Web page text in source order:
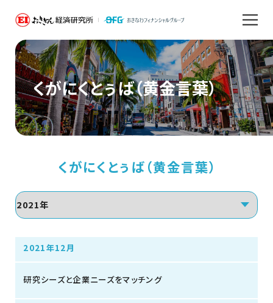
くがにくとぅば（黄金言葉）
くがにくとぅば（黄金言葉）
2021年12月
研究シーズと企業ニーズをマッチング